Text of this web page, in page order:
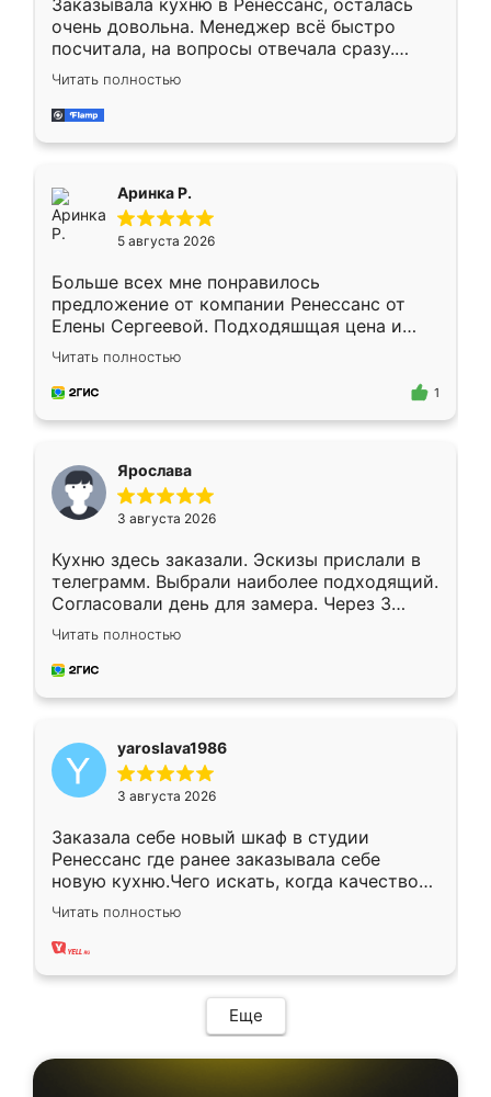
Заказывала кухню в Ренессанс, осталась
очень довольна. Менеджер всё быстро
посчитала, на вопросы отвечала сразу.
Замерщик приехал в субботу, подошёл к
делу со всей ответственностью. Собрали
за день, ребята работали аккуратно, даже
Читать полностью
Аринка Р.
5 августа 2026
Больше всех мне понравилось
предложение от компании Ренессанс от
Елены Сергеевой. Подходяшщая цена и
короткие сроки изготовления. Приехавший
для замера сотрудник Владислав
предложил по моему эскизу самый
Читать полностью
1
Ярослава
3 августа 2026
Кухню здесь заказали. Эскизы прислали в
телеграмм. Выбрали наиболее подходящий.
Согласовали день для замера. Через 3
недели кухня была уже готова. Остались
довольны работой. Спасибо Ренессанс
мебель за качественную работу!
Читать полностью
yaroslava1986
3 августа 2026
Заказала себе новый шкаф в студии
Ренессанс где ранее заказывала себе
новую кухню.Чего искать, когда качеством
вполне довольна. Служит кухня уже почти
два года, нареканий нет.
Читать полностью
Еще